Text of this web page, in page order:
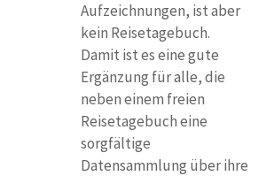
Aufzeichnungen, ist aber
kein Reisetagebuch.
Damit ist es eine gute
Ergänzung für alle, die
neben einem freien
Reisetagebuch eine
sorgfältige
Datensammlung über ihre